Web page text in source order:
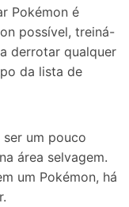
Pokémon é
possível, treiná-
derrotar qualquer
da lista de
um pouco
área selvagem.
um Pokémon, há